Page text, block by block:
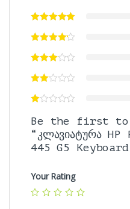
Be the first to
“კლავიატურა
445 G5
Your Rating